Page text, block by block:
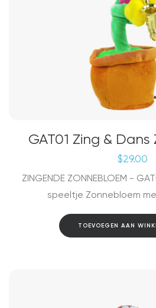
GAT01 Zing &
$29.00
ZINGENDE ZONNEBLOEM -
speeltje Zonnebloem
TOEVOEGEN AAN